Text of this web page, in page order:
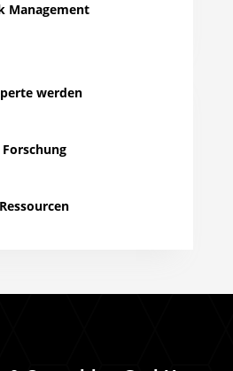
Management
werden
Forschung
Ressourcen